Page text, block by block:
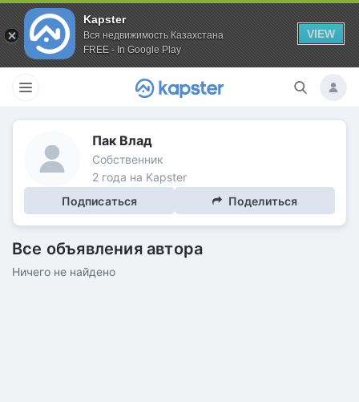
Kapster
Вся недвижимость Казахстана
FREE - In Google Play
VIEW
Пак Влад
Собственник
2 года на Kapster
Подписаться
Поделиться
Все объявления автора
Ничего не найдено